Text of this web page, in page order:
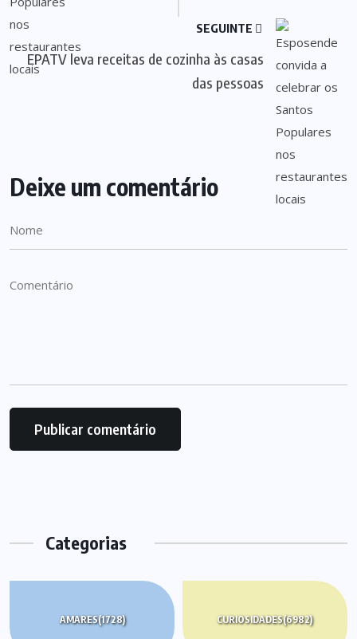
SEGUINTE
EPATV leva receitas de cozinha às casas
das pessoas
Deixe um comentário
Categorias
AMARES(1728) CURIOSIDADES(6982)